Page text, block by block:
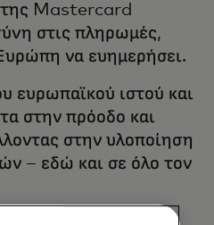
της Mastercard
στις πληρωμές,
να ευημερήσει.
ευρωπαϊκού ιστού και
στην πρόοδο και
στην υλοποίηση
– εδώ και σε όλο τον